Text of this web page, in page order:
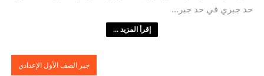
حد جبري في حد جبر...
إقرأ المزيد ...
جبر الصف الأول الإعدادي